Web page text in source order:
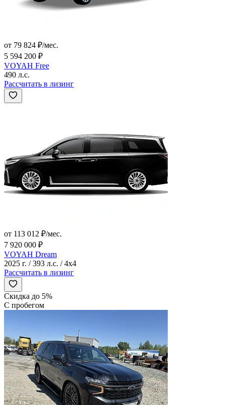
от 79 824 ₽/мес.
5 594 200 ₽
VOYAH Free
490 л.с.
Рассчитать в лизинг
от 113 012 ₽/мес.
7 920 000 ₽
VOYAH Dream
2025 г. / 393 л.с. / 4x4
Рассчитать в лизинг
Скидка до 5%
С пробегом